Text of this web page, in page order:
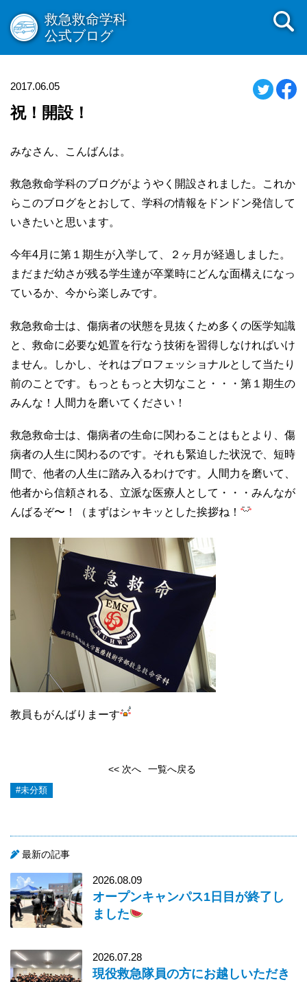
救急救命学科
公式ブログ
2017.06.05
祝！開設！
みなさん、こんばんは。
救急救命学科のブログがようやく開設されました。これか
らこのブログをとおして、学科の情報をドンドン発信して
いきたいと思います。
今年4月に第１期生が入学して、２ヶ月が経過しました。
まだまだ幼さが残る学生達が卒業時にどんな面構えになっ
ているか、今から楽しみです。
救急救命士は、傷病者の状態を見抜くため多くの医学知識
と、救命に必要な処置を行なう技術を習得しなければいけ
ません。しかし、それはプロフェッショナルとして当たり
前のことです。もっともっと大切なこと・・・第１期生の
みんな！人間力を磨いてください！
救急救命士は、傷病者の生命に関わることはもとより、傷
病者の人生に関わるのです。それも緊迫した状況で、短時
間で、他者の人生に踏み入るわけです。人間力を磨いて、
他者から信頼される、立派な医療人として・・・みんなが
んばるぞ〜！（まずはシャキッとした挨拶ね！
教員もがんばりまーす
<< 次へ 一覧へ戻る
#未分類
最新の記事
2026.08.09
オープンキャンパス1日目が終了し
ました
2026.07.28
現役救急隊員の方にお越しいただき